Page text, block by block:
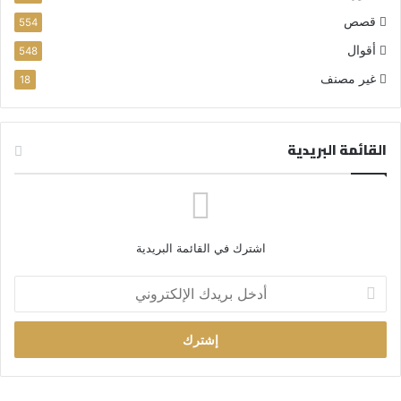
قصص 554
أقوال 548
غير مصنف 18
القائمة البريدية
اشترك في القائمة البريدية
خ
ب
ر